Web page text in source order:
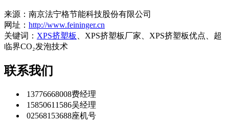
来源：南京法宁格节能科技股份有限公司
网址： http://www.feininger.cn
关键词： XPS挤塑板
、XPS挤塑板厂家、XPS挤塑板优点、超
临界CO₂发泡技术
联系我们
13776668008费经理
15850611586吴经理
02568153688座机号